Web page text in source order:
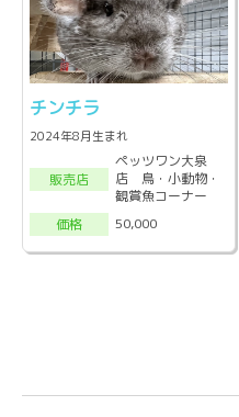
チンチラ
2024年8月生まれ
販売店
ペッツワン大泉
店 鳥・小動物・
観賞魚コーナー
価格
50,000